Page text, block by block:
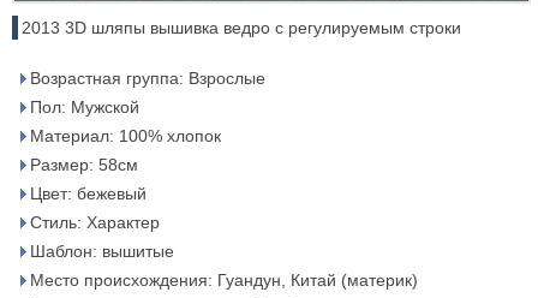
2013 3D шляпы вышивка ведро с регулируемым строки
Возрастная группа: Взрослые
Пол: Мужской
Материал: 100% хлопок
Размер: 58см
Цвет: бежевый
Стиль: Характер
Шаблон: вышитые
Место происхождения: Гуандун, Китай (материк)